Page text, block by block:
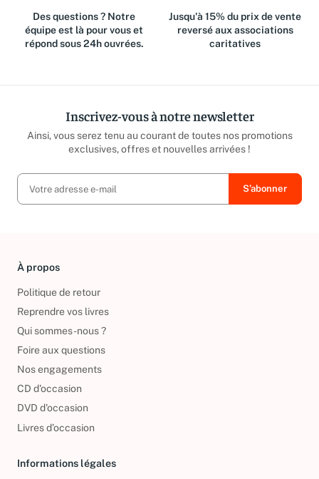
Des questions ? Notre
équipe est là pour vous et
répond sous 24h ouvrées.
Jusqu'à 15% du prix de vente
reversé aux associations
caritatives
Inscrivez-vous à notre newsletter
Ainsi, vous serez tenu au courant de toutes nos promotions
exclusives, offres et nouvelles arrivées !
À propos
Politique de retour
Reprendre vos livres
Qui sommes-nous ?
Foire aux questions
Nos engagements
CD d'occasion
DVD d'occasion
Livres d’occasion
Informations légales